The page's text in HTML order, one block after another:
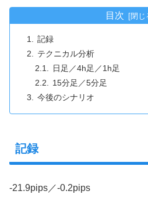
目次
記録
テクニカル分析
日足／4h足／1h足
15分足／5分足
今後のシナリオ
記録
-21.9pips／-0.2pips